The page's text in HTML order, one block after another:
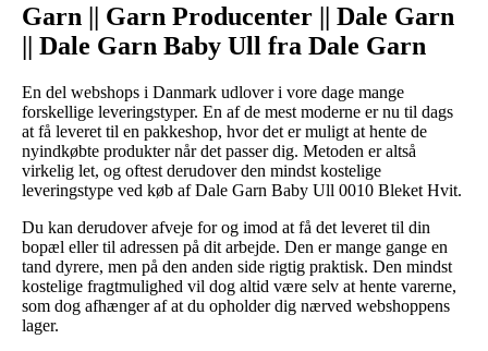
Garn || Garn Producenter || Dale Garn
|| Dale Garn Baby Ull fra Dale Garn
En del webshops i Danmark udlover i vore dage mange
forskellige leveringstyper. En af de mest moderne er nu til dags
at få leveret til en pakkeshop, hvor det er muligt at hente de
nyindkøbte produkter når det passer dig. Metoden er altså
virkelig let, og oftest derudover den mindst kostelige
leveringstype ved køb af Dale Garn Baby Ull 0010 Bleket Hvit.
Du kan derudover afveje for og imod at få det leveret til din
bopæl eller til adressen på dit arbejde. Den er mange gange en
tand dyrere, men på den anden side rigtig praktisk. Den mindst
kostelige fragtmulighed vil dog altid være selv at hente varerne,
som dog afhænger af at du opholder dig nærved webshoppens
lager.